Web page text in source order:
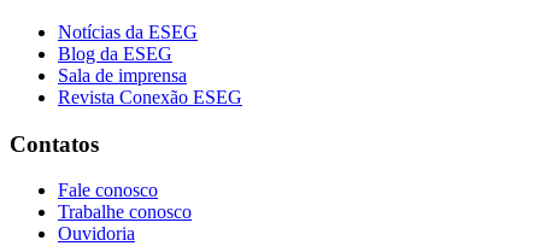
Notícias da ESEG
Blog da ESEG
Sala de imprensa
Revista Conexão ESEG
Contatos
Fale conosco
Trabalhe conosco
Ouvidoria